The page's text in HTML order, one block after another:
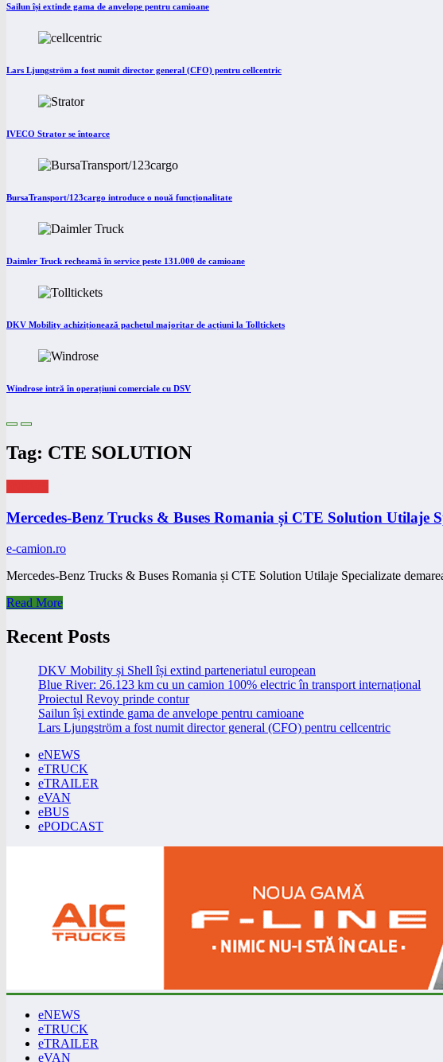
Sailun își extinde gama de anvelope pentru camioane
Lars Ljungström a fost numit director general (CFO) pentru cellcentric
IVECO Strator se întoarce
BursaTransport/123cargo introduce o nouă funcționalitate
Daimler Truck recheamă în service peste 131.000 de camioane
DKV Mobility achiziționează pachetul majoritar de acțiuni la Tolltickets
Windrose intră în operațiuni comerciale cu DSV
Tag: CTE SOLUTION
Mercedes-Benz Trucks & Buses Romania și CTE Solution
e-camion.ro
Mercedes-Benz Trucks & Buses Romania și CTE Solution Utilaje Specializate
Read More
Recent Posts
DKV Mobility și Shell își extind parteneriatul european
Blue River: 26.123 km cu un camion 100% electric în transport internațional
Proiectul Revoy prinde contur
Sailun își extinde gama de anvelope pentru camioane
Lars Ljungström a fost numit director general (CFO) pentru cellcentric
eNEWS
eTRUCK
eTRAILER
eVAN
eBUS
ePODCAST
eNEWS
eTRUCK
eTRAILER
eVAN